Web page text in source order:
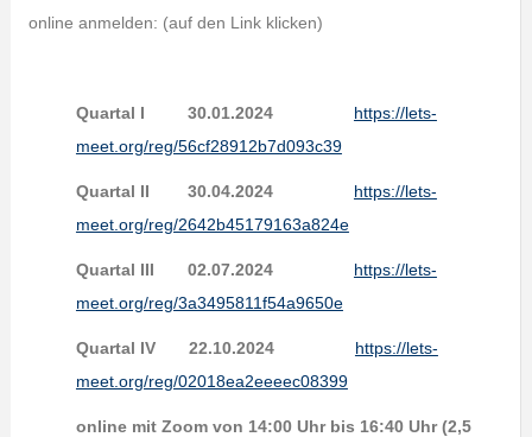
online anmelden: (auf den Link klicken)
Quartal I 30.01.2024
https://lets-
meet.org/reg/56cf28912b7d093c39
Quartal II 30.04.2024
https://lets-
meet.org/reg/2642b45179163a824e
Quartal III 02.07.2024
https://lets-
meet.org/reg/3a3495811f54a9650e
Quartal IV 22.10.2024
https://lets-
meet.org/reg/02018ea2eeeec08399
online mit Zoom von 14:00 Uhr bis 16:40 Uhr (2,5